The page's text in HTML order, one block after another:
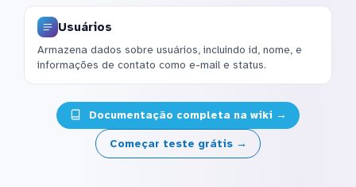
Usuários
Armazena dados sobre usuários, incluindo id, nome, e
informações de contato como e-mail e status.
Documentação completa na wiki →
Começar teste grátis →